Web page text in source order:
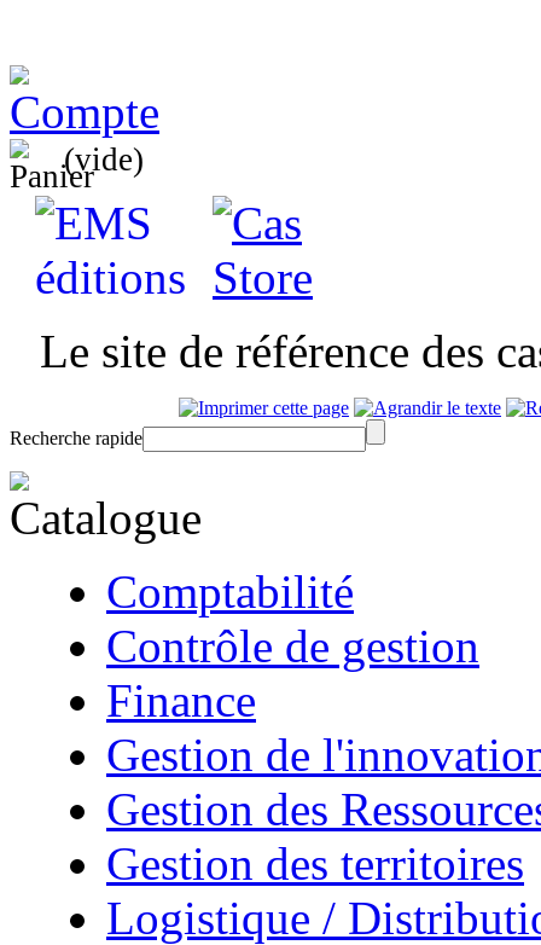
(vide)
Le site de référence des
Recherche rapide
Comptabilité
Contrôle de gestion
Finance
Gestion de
Gestion des
Gestion des territoires
Logistique /